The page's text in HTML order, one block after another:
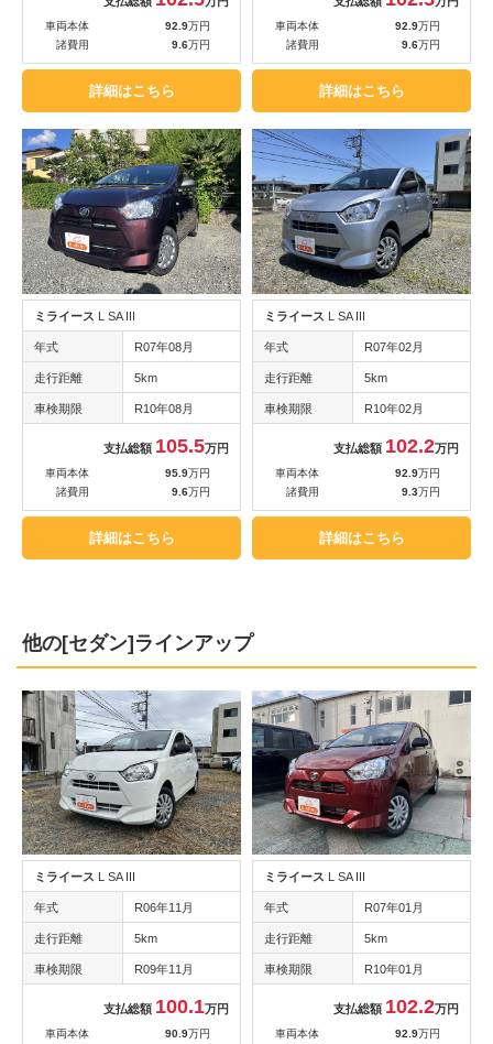
車両本体 92.9万円
諸費用
9.6万円
詳細はこちら
車両本体 92.9万円
諸費用
9.6万円
詳細はこちら
ミライース L SA III
年式 R07年08月
走行距離 5km
車検期限 R10年08月
支払総額 105.5万円
車両本体 95.9万円
諸費用
9.6万円
詳細はこちら
ミライース L SA III
年式 R07年02月
走行距離 5km
車検期限 R10年02月
支払総額 102.2万円
車両本体 92.9万円
諸費用
9.3万円
詳細はこちら
他の[セダン]ラインアップ
ミライース L SA III
年式 R06年11月
走行距離 5km
車検期限 R09年11月
支払総額 100.1万円
車両本体 90.9万円
ミライース L SA III
年式 R07年01月
走行距離 5km
車検期限 R10年01月
支払総額 102.2万円
車両本体 92.9万円